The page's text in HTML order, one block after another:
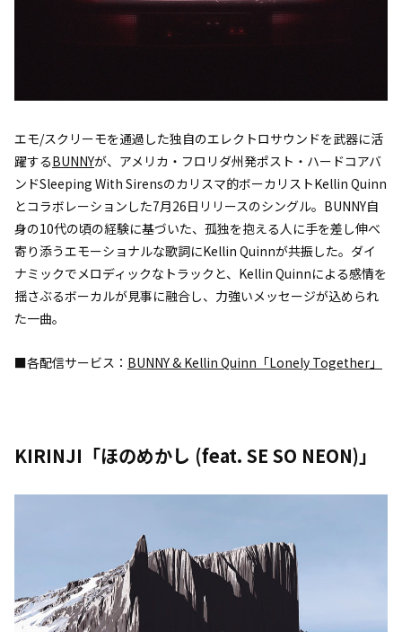
エモ/スクリーモを通過した独自のエレクトロサウンドを武器に活
躍するBUNNYが、アメリカ・フロリダ州発ポスト・ハードコアバ
ンドSleeping With Sirensのカリスマ的ボーカリストKellin Quinn
とコラボレーションした7月26日リリースのシングル。BUNNY自
身の10代の頃の経験に基づいた、孤独を抱える人に手を差し伸べ
寄り添うエモーショナルな歌詞にKellin Quinnが共振した。ダイ
ナミックでメロディックなトラックと、Kellin Quinnによる感情を
揺さぶるボーカルが見事に融合し、力強いメッセージが込められ
た一曲。
■各配信サービス： BUNNY & Kellin Quinn「Lonely Together」
KIRINJI「ほのめかし (feat. SE SO NEON)」